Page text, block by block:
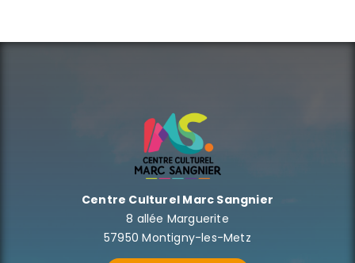
Centre Culturel Marc Sangnier
8 allée Marguerite
57950 Montigny-les-Metz